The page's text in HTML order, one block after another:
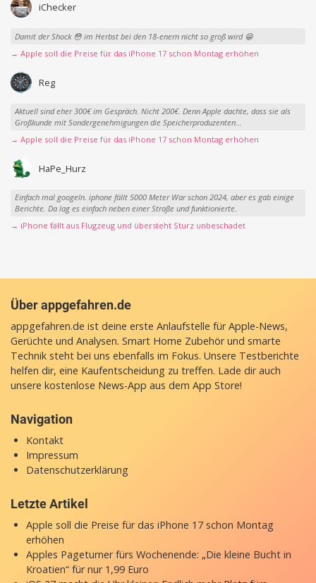
iChecker
Damit der Shock 😳 im Herbst bei den 18-enern nicht so groß wird 😁
→ Apple soll die Preise für das iPhone 17 schon Montag erhöhen
Reg
Aktuell sind eher 300€ im Gespräch. Nicht 200€. Denn Apple dachte, dass sie als
Großkunde mit Sondergenehmigungen die Speicherproduzenten...
→ Apple soll die Preise für das iPhone 17 schon Montag erhöhen
HaPe_Hurz
Einfach mal googeln. iphone fällt 5000 Meter War schon 2024, aber es gab einige
Berichte. Da lag es einfach neben einer Straße und funktionierte.
→ iPhone fällt aus Flugzeug und übersteht Sturz unbeschadet
Über appgefahren.de
appgefahren.de ist deine erste Anlaufstelle für Apple-News,
Gerüchte und Analysen. Smart Home Zubehör und smarte
Technik steht bei uns ebenfalls im Fokus. Unsere Testberichte
helfen dir, eine Kaufentscheidung zu treffen. Lade dir auch
unsere kostenlose News-App aus dem App Store!
Navigation
Kontakt
Impressum
Datenschutzerklärung
Letzte Artikel
Apple soll die Preise für das iPhone 17 schon Montag
erhöhen
Apples Pageturner fürs Wochenende: „Die kleine Bucht in
Kroatien“ für nur 1,99 Euro